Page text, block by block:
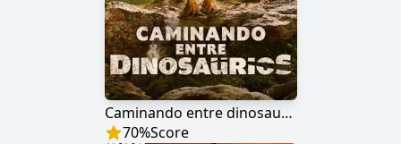
Caminando entre dinosaurios
70%Score